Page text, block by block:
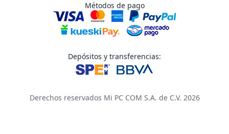
Métodos de pago
Depósitos y transferencias:
Derechos reservados Mi PC COM S.A. de C.V. 2026